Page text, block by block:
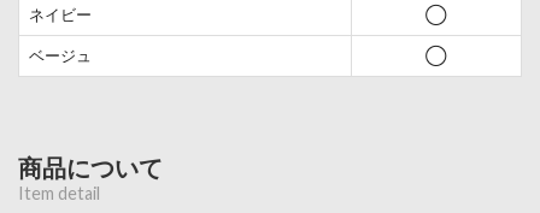
ネイビー ◯
ベージュ ◯
商品について
Item detail